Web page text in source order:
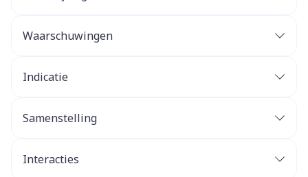
Waarschuwingen
Indicatie
Samenstelling
Interacties